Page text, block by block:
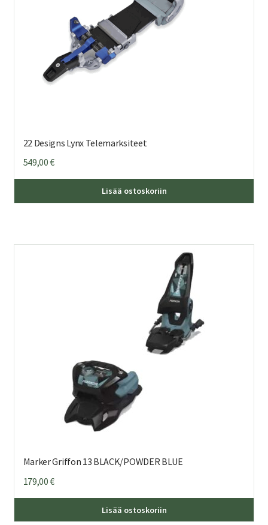
22 Designs Lynx Telemarksiteet
549,00€
Lisää ostoskoriin
Marker Griffon 13 BLACK/POWDER BLUE
179,00€
Lisää ostoskoriin